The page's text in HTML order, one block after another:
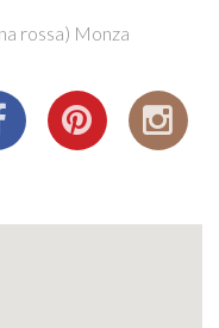
rossa) Monza